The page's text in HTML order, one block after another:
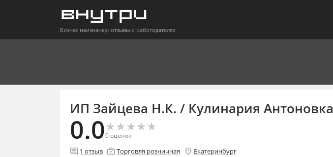
Бизнес наизнанку: отзывы о работодателях
ИП Зайцева Н.К. / Кулинария Антоновка
0.0★
★★
★★
★★
★★
★
0оценок
comment 1 отзыв enterprise Торговля розничная location_on Екатеринбург